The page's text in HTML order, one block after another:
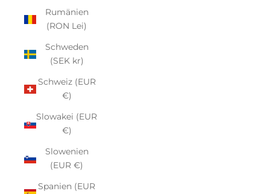
Rumänien
(RON Lei)
Schweden
(SEK kr)
Schweiz (EUR
€)
Slowakei (EUR
€)
Slowenien
(EUR €)
Spanien (EUR